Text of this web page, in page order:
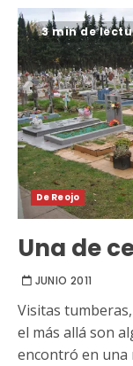
3 min de
De Reojo
Una de
JUNIO 2011
Visitas
el más allá son
encontró en una